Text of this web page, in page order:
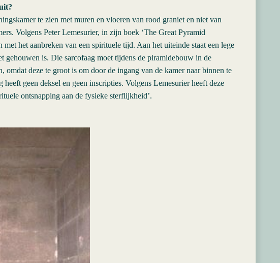
te zien met muren en vloeren van rood graniet en niet van
Volgens Peter Lemesurier, in zijn boek ‘The Great Pyramid
met het aanbreken van een spirituele tijd. Aan het uiteinde staat een lege
gehouwen is. Die sarcofaag moet tijdens de piramidebouw in de
omdat deze te groot is om door de ingang van de kamer naar binnen te
heeft geen deksel en geen inscripties. Volgens Lemesurier heeft deze
ontsnapping aan de fysieke sterflijkheid’.